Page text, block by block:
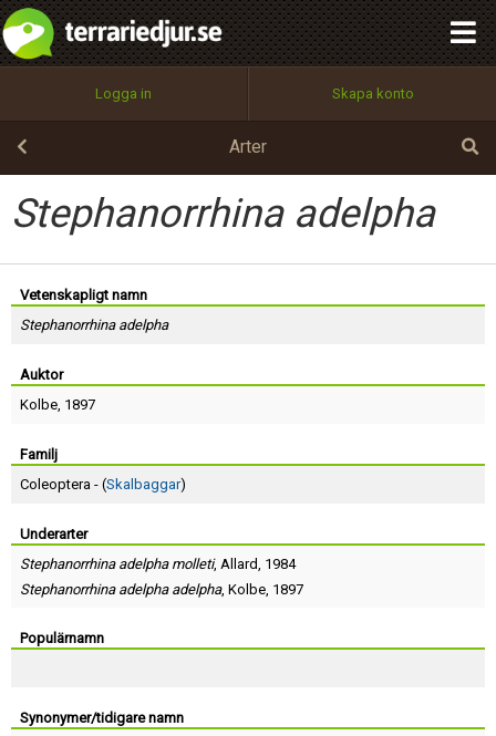
Logga in Skapa konto
Arter
Stephanorrhina adelpha
Vetenskapligt namn
Stephanorrhina adelpha
Auktor
Kolbe, 1897
Familj
Coleoptera - (Skalbaggar)
Underarter
Stephanorrhina adelpha molleti, Allard, 1984
Stephanorrhina adelpha adelpha, Kolbe, 1897
Populärnamn
Synonymer/tidigare namn
Utför
100%
OK
integritetspolicy
Namn:
Epost:
Användarnamn:
Lösenord:
Terms of Service
Begär nytt lösenord
Tillbaka till förstasidan